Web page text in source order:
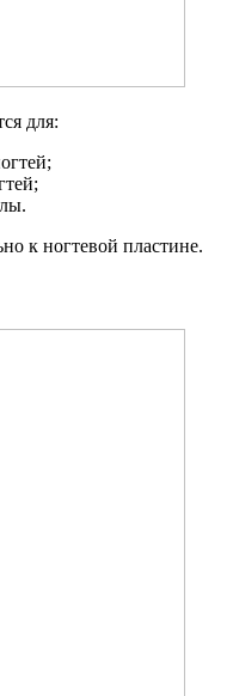
для:
к ногтевой пластине.